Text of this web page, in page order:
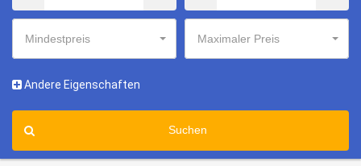
Mindestpreis Maximaler Preis
Andere Eigenschaften
Suchen